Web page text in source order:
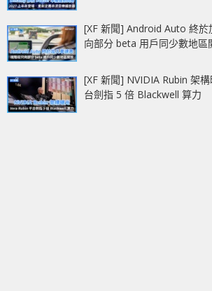
[XF 新聞] Android Auto 終
向部分 beta 用戶同少數地區
[XF 新聞] NVIDIA Rubin 架
台劍指 5 倍 Blackwell 算力